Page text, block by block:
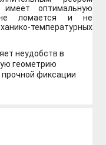
имеет оптимальную
не ломается и не
температурных
неудобств в
геометрию
фиксации